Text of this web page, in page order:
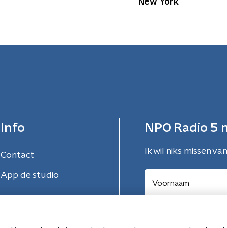
New York
Info
Contact
App de studio
NPO Radio 5
Ik wil niks missen